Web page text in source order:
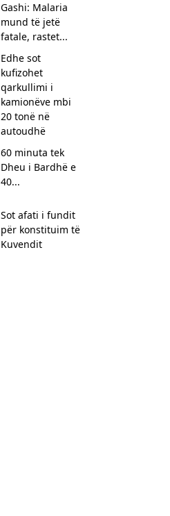
Gashi: Malaria
mund të jetë
fatale, rastet...
​Edhe sot
kufizohet
qarkullimi i
kamionëve mbi
20 tonë në
autoudhë
60 minuta tek
Dheu i Bardhë e
40...
Sot afati i fundit
për konstituim të
Kuvendit